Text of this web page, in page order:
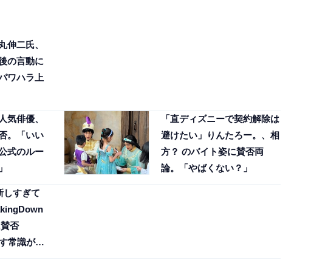
伸二氏、
の言動に
ワハラ上
気俳優、
。「いい
式のルー
「直ディズニーで契約解除は
避けたい」りんたろー。、相
方？ のバイト姿に賛否両
論。「やばくない？」
しすぎて
否
常識が新